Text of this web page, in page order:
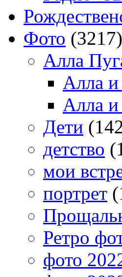
Фото (3217)
Алла
Алла
Алла
Дети
детство
мои
портрет
Ретро
фото